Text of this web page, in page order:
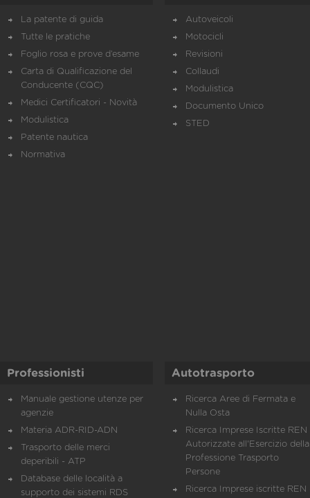
La patente di guida
Tutte le pratiche
Foglio rosa e prove d’esame
Carta di Qualificazione del
Conducente (CQC)
Medici Certificatori - Novità
Modulistica
Patente nautica
Normativa
Autoveicoli
Motocicli
Revisioni
Collaudi
Modulistica
Documento Unico
STED
Professionisti
Manuale gestione utenze per
agenzie
Materia ADR-RID-ADN
Trasporto delle merci
deperibili - ATP
Database delle località a
supporto dei sistemi RDS
Autotrasporto
Ricerca Aree di Fermata e
Nulla Osta
Ricerca Imprese Iscritte REN
Autorizzate all'Esercizio della
Professione Trasporto
Persone
Ricerca Imprese iscritte REN